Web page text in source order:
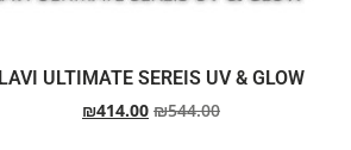
LAVI ULTIMATE SEREIS UV & GLOW
₪544.00
₪414.00